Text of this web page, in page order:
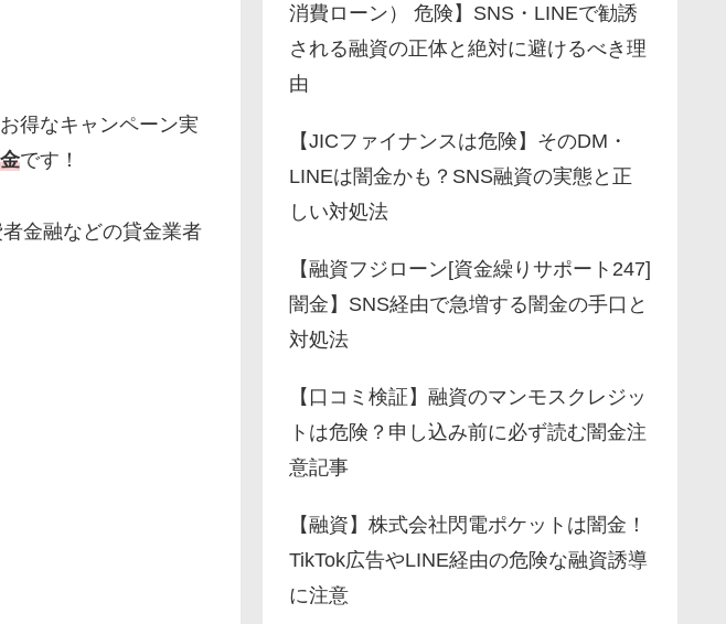
得なキャンペーン実
です！
金融などの貸金業者
消費ローン） 危険】SNS・LINEで勧誘
される融資の正体と絶対に避けるべき理
由
【JICファイナンスは危険】そのDM・
LINEは闇金かも？SNS融資の実態と正
しい対処法
【融資フジローン[資金繰りサポート247]
闇金】SNS経由で急増する闇金の手口と
対処法
【口コミ検証】融資のマンモスクレジッ
トは危険？申し込み前に必ず読む闇金注
意記事
【融資】株式会社閃電ポケットは闇金！
TikTok広告やLINE経由の危険な融資誘導
に注意